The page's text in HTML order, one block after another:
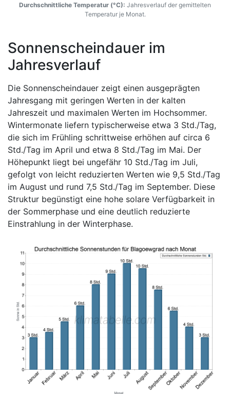
Durchschnittliche Temperatur (°C): Jahresverlauf der gemittelten
Temperatur je Monat.
Sonnenscheindauer im
Jahresverlauf
Die Sonnenscheindauer zeigt einen ausgeprägten
Jahresgang mit geringen Werten in der kalten
Jahreszeit und maximalen Werten im Hochsommer.
Wintermonate liefern typischerweise etwa 3 Std./Tag,
die sich im Frühling schrittweise erhöhen auf circa 6
Std./Tag im April und etwa 8 Std./Tag im Mai. Der
Höhepunkt liegt bei ungefähr 10 Std./Tag im Juli,
gefolgt von leicht reduzierten Werten wie 9,5 Std./Tag
im August und rund 7,5 Std./Tag im September. Diese
Struktur begünstigt eine hohe solare Verfügbarkeit in
der Sommerphase und eine deutlich reduzierte
Einstrahlung in der Winterphase.